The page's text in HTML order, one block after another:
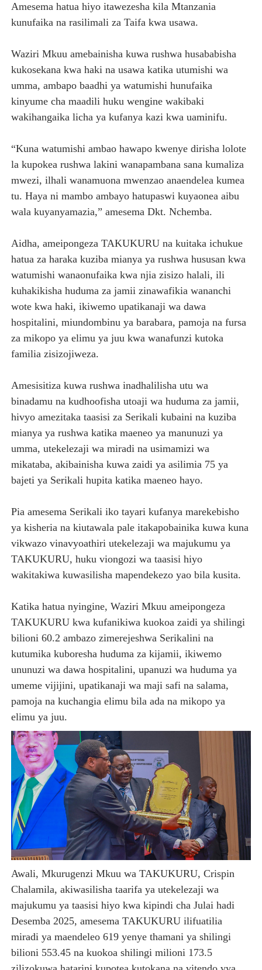
Amesema hatua hiyo itawezesha kila Mtanzania
kunufaika na rasilimali za Taifa kwa usawa.
Waziri Mkuu amebainisha kuwa rushwa husababisha
kukosekana kwa haki na usawa katika utumishi wa
umma, ambapo baadhi ya watumishi hunufaika
kinyume cha maadili huku wengine wakibaki
wakihangaika licha ya kufanya kazi kwa uaminifu.
“Kuna watumishi ambao hawapo kwenye dirisha lolote
la kupokea rushwa lakini wanapambana sana kumaliza
mwezi, ilhali wanamuona mwenzao anaendelea kumea
tu. Haya ni mambo ambayo hatupaswi kuyaonea aibu
wala kuyanyamazia,” amesema Dkt. Nchemba.
Aidha, ameipongeza TAKUKURU na kuitaka ichukue
hatua za haraka kuziba mianya ya rushwa hususan kwa
watumishi wanaonufaika kwa njia zisizo halali, ili
kuhakikisha huduma za jamii zinawafikia wananchi
wote kwa haki, ikiwemo upatikanaji wa dawa
hospitalini, miundombinu ya barabara, pamoja na fursa
za mikopo ya elimu ya juu kwa wanafunzi kutoka
familia zisizojiweza.
Amesisitiza kuwa rushwa inadhalilisha utu wa
binadamu na kudhoofisha utoaji wa huduma za jamii,
hivyo amezitaka taasisi za Serikali kubaini na kuziba
mianya ya rushwa katika maeneo ya manunuzi ya
umma, utekelezaji wa miradi na usimamizi wa
mikataba, akibainisha kuwa zaidi ya asilimia 75 ya
bajeti ya Serikali hupita katika maeneo hayo.
Pia amesema Serikali iko tayari kufanya marekebisho
ya kisheria na kiutawala pale itakapobainika kuwa kuna
vikwazo vinavyoathiri utekelezaji wa majukumu ya
TAKUKURU, huku viongozi wa taasisi hiyo
wakitakiwa kuwasilisha mapendekezo yao bila kusita.
Katika hatua nyingine, Waziri Mkuu ameipongeza
TAKUKURU kwa kufanikiwa kuokoa zaidi ya shilingi
bilioni 60.2 ambazo zimerejeshwa Serikalini na
kutumika kuboresha huduma za kijamii, ikiwemo
ununuzi wa dawa hospitalini, upanuzi wa huduma ya
umeme vijijini, upatikanaji wa maji safi na salama,
pamoja na kuchangia elimu bila ada na mikopo ya
elimu ya juu.
Awali, Mkurugenzi Mkuu wa TAKUKURU, Crispin
Chalamila, akiwasilisha taarifa ya utekelezaji wa
majukumu ya taasisi hiyo kwa kipindi cha Julai hadi
Desemba 2025, amesema TAKUKURU ilifuatilia
miradi ya maendeleo 619 yenye thamani ya shilingi
bilioni 553.45 na kuokoa shilingi milioni 173.5